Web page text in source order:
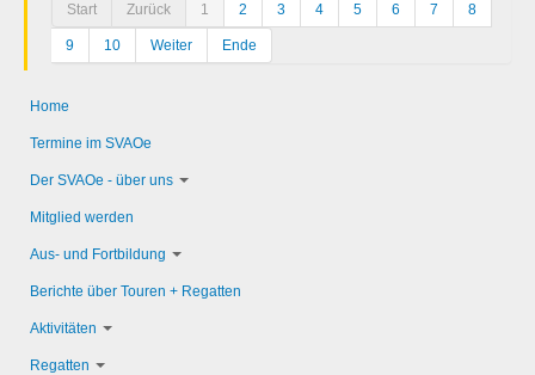
Start Zurück 1 2 3 4 5 6 7 8
9 10 Weiter Ende
Home
Termine im SVAOe
Der SVAOe - über uns
Mitglied werden
Aus- und Fortbildung
Berichte über Touren + Regatten
Aktivitäten
Regatten